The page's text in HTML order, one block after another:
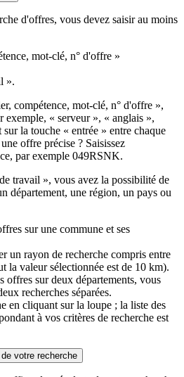
d'offres, vous devez saisir au moins
mot-clé, n° d'offre »
».
compétence, mot-clé, n° d'offre »,
exemple, « serveur », « anglais »,
sur la touche « entrée » entre chaque
offre précise ? Saisissez
par exemple 049RSNK.
travail », vous avez la possibilité de
département, une région, un pays ou
sur une commune et ses
un rayon de recherche compris entre
la valeur sélectionnée est de 10 km).
offres sur deux départements, vous
recherches séparées.
en cliquant sur la loupe ; la liste des
à vos critères de recherche est
votre recherche